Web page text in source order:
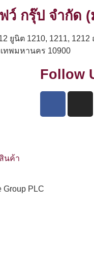
ว์ กรุ๊ป จำกัด
ยูนิต 1210, 1211,
ทพมหานคร 10900
นค้า
Follow
Group PLC